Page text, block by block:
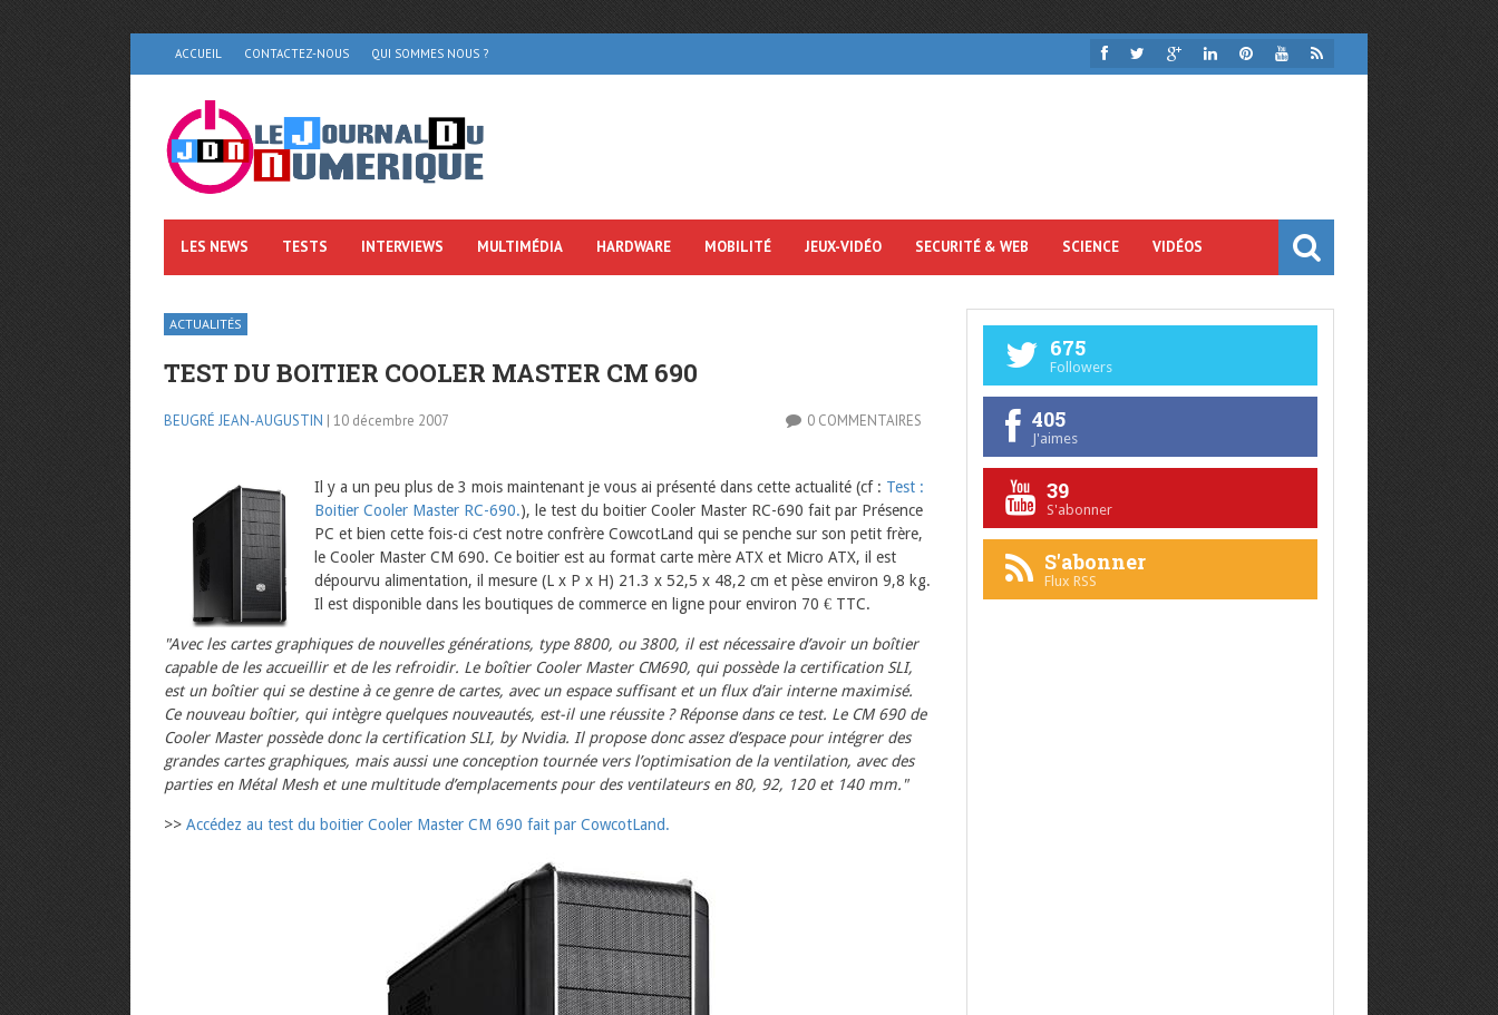
ACCUEIL CONTACTEZ-NOUS QUI SOMMES NOUS ?
LES NEWS TESTS INTERVIEWS MULTIMÉDIA HARDWARE MOBILITÉ JEUX-VIDÉO SECURITÉ & WEB SCIENCE VIDÉOS
ACTUALITÉS
TEST DU BOITIER COOLER MASTER CM 690
BEUGRÉ JEAN-AUGUSTIN | 10 décembre 2007 0 COMMENTAIRES
Il y a un peu plus de 3 mois maintenant je vous ai présenté dans cette actualité (cf : Test :
Boitier Cooler Master RC-690.), le test du boitier Cooler Master RC-690 fait par Présence
PC et bien cette fois-ci c’est notre confrère CowcotLand qui se penche sur son petit frère,
le Cooler Master CM 690. Ce boitier est au format carte mère ATX et Micro ATX, il est
dépourvu alimentation, il mesure (L x P x H) 21.3 x 52,5 x 48,2 cm et pèse environ 9,8 kg.
Il est disponible dans les boutiques de commerce en ligne pour environ 70 € TTC.
"Avec les cartes graphiques de nouvelles générations, type 8800, ou 3800, il est nécessaire d’avoir un boîtier
capable de les accueillir et de les refroidir. Le boîtier Cooler Master CM690, qui possède la certification SLI,
est un boîtier qui se destine à ce genre de cartes, avec un espace suffisant et un flux d’air interne maximisé.
Ce nouveau boîtier, qui intègre quelques nouveautés, est-il une réussite ? Réponse dans ce test. Le CM 690 de
Cooler Master possède donc la certification SLI, by Nvidia. Il propose donc assez d’espace pour intégrer des
grandes cartes graphiques, mais aussi une conception tournée vers l’optimisation de la ventilation, avec des
parties en Métal Mesh et une multitude d’emplacements pour des ventilateurs en 80, 92, 120 et 140 mm."
>> Accédez au test du boitier Cooler Master CM 690 fait par CowcotLand.
675
Followers
405
J'aimes
39
S'abonner
S'abonner
Flux RSS